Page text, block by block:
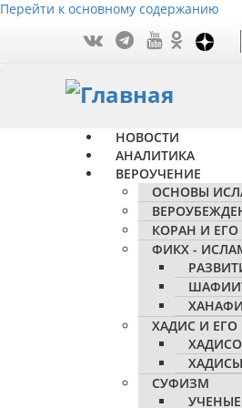
Перейти к основному содержанию
НОВОСТИ
АНАЛИТИКА
ВЕРОУЧЕНИЕ
ОСНОВЫ
КОРАН И
ФИКХ -
ХАДИС И ЕГО
ХАДИСЫ
СУФИЗМ